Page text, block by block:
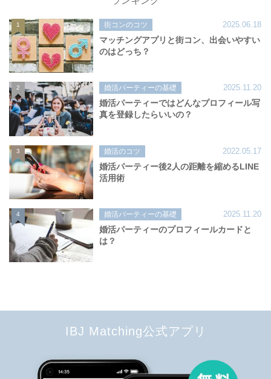
1 街コンのコツ 2025.06.18
マッチングアプリと街コン、出会いやすい
のはどっち？
2 婚活パーティーの基礎 2025.11.20
婚活パーティーではどんなプロフィール写
真を登録したらいいの？
3 婚活のコツ 2022.05.17
婚活パーティー後2人の距離を縮めるLINE
活用術
4 婚活パーティーの基礎 2025.11.20
婚活パーティーのプロフィールカードと
は？
IBJ Matching公式アプリ